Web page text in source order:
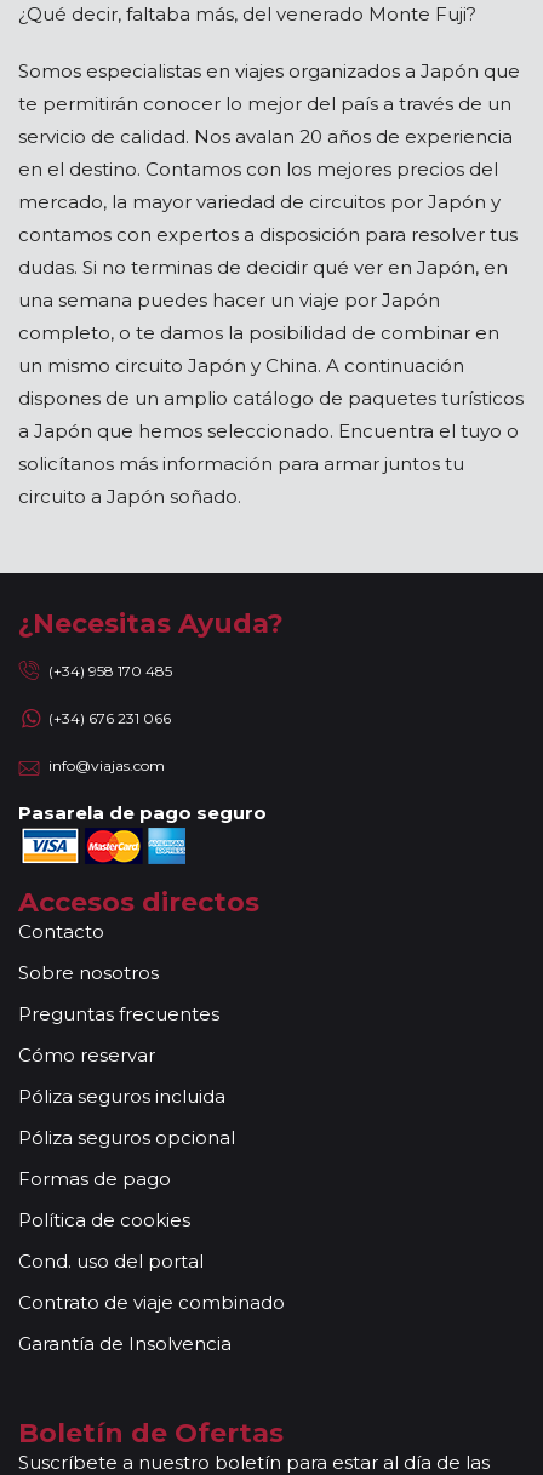
¿Qué decir, faltaba más, del venerado Monte Fuji?
Somos especialistas en viajes organizados a Japón que
te permitirán conocer lo mejor del país a través de un
servicio de calidad. Nos avalan 20 años de experiencia
en el destino. Contamos con los mejores precios del
mercado, la mayor variedad de circuitos por Japón y
contamos con expertos a disposición para resolver tus
dudas. Si no terminas de decidir qué ver en Japón, en
una semana puedes hacer un viaje por Japón
completo, o te damos la posibilidad de combinar en
un mismo circuito Japón y China. A continuación
dispones de un amplio catálogo de paquetes turísticos
a Japón que hemos seleccionado. Encuentra el tuyo o
solicítanos más información para armar juntos tu
circuito a Japón soñado.
¿Necesitas Ayuda?
(+34) 958 170 485
(+34) 676 231 066
info@viajas.com
Pasarela de pago seguro
Accesos directos
Contacto
Sobre nosotros
Preguntas frecuentes
Cómo reservar
Póliza seguros incluida
Póliza seguros opcional
Formas de pago
Política de cookies
Cond. uso del portal
Contrato de viaje combinado
Garantía de Insolvencia
Boletín de Ofertas
Suscríbete a nuestro boletín para estar al día de las